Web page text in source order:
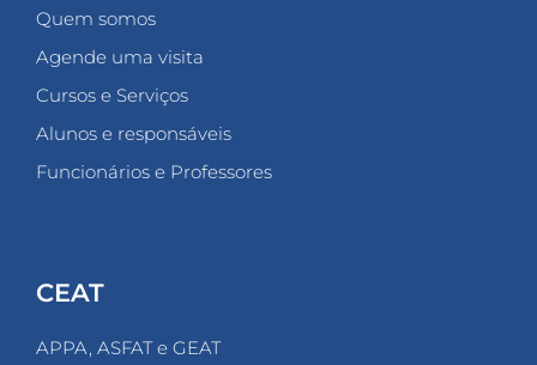
Quem somos
Agende uma visita
Cursos e Serviços
Alunos e responsáveis
Funcionários e Professores
CEAT
APPA, ASFAT e GEAT